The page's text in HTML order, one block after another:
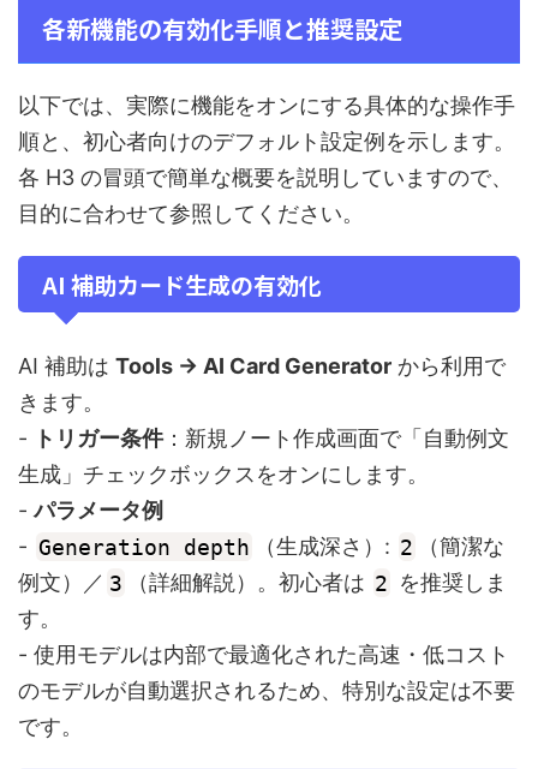
各新機能の有効化手順と推奨設定
以下では、実際に機能をオンにする具体的な操作手
順と、初心者向けのデフォルト設定例を示します。
各 H3 の冒頭で簡単な概要を説明していますので、
目的に合わせて参照してください。
AI 補助カード生成の有効化
AI 補助は Tools → AI Card Generator から利用で
きます。
-
トリガー条件：新規ノート作成画面で「自動例文
生成」チェックボックスをオンにします。
-パラメータ例
- Generation depth （生成深さ）: 2
（簡潔な
例文）／ 3 （詳細解説）。初心者は 2 を推奨しま
す。
- 使用モデルは内部で最適化された高速・低コスト
のモデルが自動選択されるため、特別な設定は不要
です。